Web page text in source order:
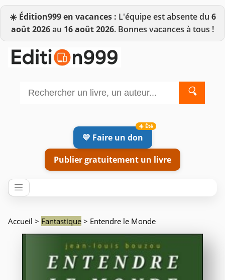
☀️ Édition999 en vacances : L'équipe est absente du 6
août 2026au 16 août 2026. Bonnes vacances à tous !
🔍
💛 Faire un don
Publier gratuitement un livre
Accueil > Fantastique > Entendre le Monde